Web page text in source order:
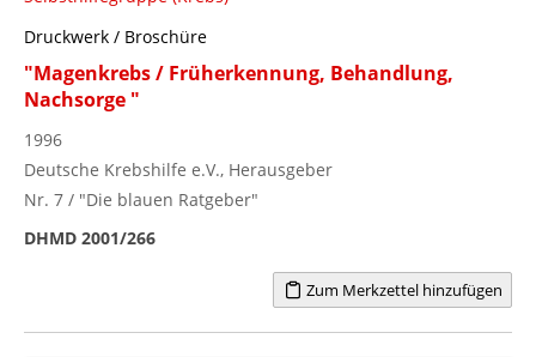
Druckwerk / Broschüre
"Magenkrebs / Früherkennung, Behandlung,
Nachsorge "
1996
Deutsche Krebshilfe e.V., Herausgeber
Nr. 7 / "Die blauen Ratgeber"
DHMD 2001/266
Zum Merkzettel hinzufügen